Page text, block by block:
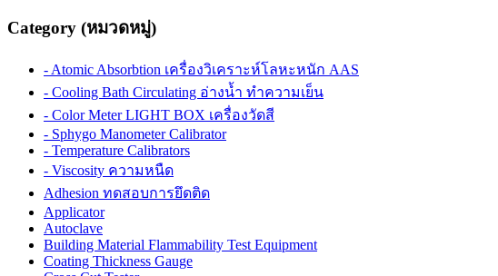
Category (หมวดหมู่)
- Atomic Absorbtion เครื่องวิเคราะห์โลหะหนัก AAS
- Cooling Bath Circulating อ่างน้ำ ทำความเย็น
- Color Meter LIGHT BOX เครื่องวัดสี
- Sphygo Manometer Calibrator
- Temperature Calibrators
- Viscosity ความหนืด
Adhesion ทดสอบการยึดติด
Applicator
Autoclave
Building Material Flammability Test Equipment
Coating Thickness Gauge